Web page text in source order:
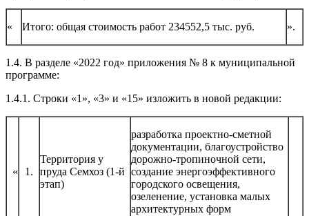
« Итого: общая стоимость работ 234552,5 тыс. руб. ».
1.4. В разделе «2022 год» приложения № 8 к муниципальной
программе:
1.4.1. Строки «1», «3» и «15» изложить в новой редакции:
« 1.
Территория у
пруда Семхоз (1-й
этап)
разработка проектно-сметной
документации, благоустройство
дорожно-тропиночной сети,
создание энергоэффективного
городского освещения,
озеленение, установка малых
архитектурных форм